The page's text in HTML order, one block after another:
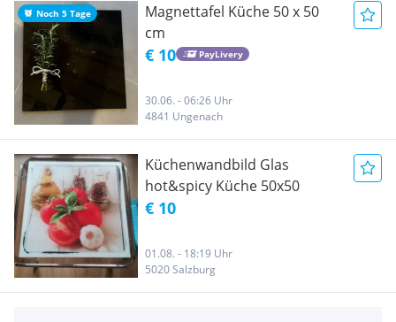
Noch 5 Tage
Magnettafel Küche 50 x 50
cm
€ 10 PayLivery
30.06. - 06:26 Uhr
4841 Ungenach
Küchenwandbild Glas
hot&spicy Küche 50x50
€ 10
01.08. - 18:19 Uhr
5020 Salzburg